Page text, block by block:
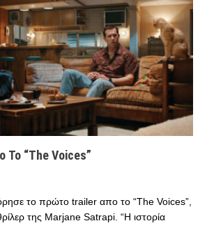
“The Voices”
το πρώτο trailer απο το “The Voices”,
της Marjane Satrapi. “Η ιστορία